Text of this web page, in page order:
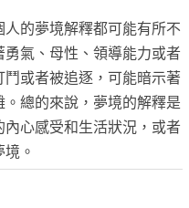
的夢境解釋都可能有所不
勇氣、母性、領導能力或者
或者被追逐，可能暗示著
總的來說，夢境的解釋是
心感受和生活狀況，或者
。